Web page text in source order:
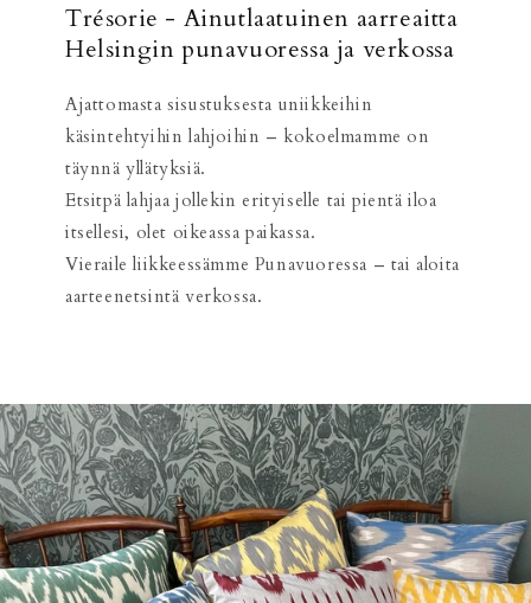
Trésorie - Ainutlaatuinen aarreaitta
Helsingin punavuoressa ja verkossa
Ajattomasta sisustuksesta uniikkeihin
käsintehtyihin lahjoihin – kokoelmamme on
täynnä yllätyksiä.
Etsitpä lahjaa jollekin erityiselle tai pientä iloa
itsellesi, olet oikeassa paikassa.
Vieraile liikkeessämme Punavuoressa – tai aloita
aarteenetsintä verkossa.